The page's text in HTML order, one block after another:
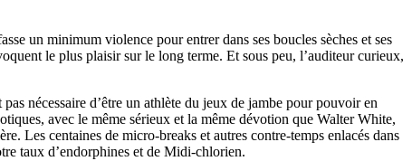
un minimum violence pour entrer dans ses boucles sèches et ses
le plus plaisir sur le long terme. Et sous peu, l’auditeur curieux,
nécessaire d’être un athlète du jeux de jambe pour pouvoir en
avec le même sérieux et la même dévotion que Walter White,
Les centaines de micro-breaks et autres contre-temps enlacés dans
taux d’endorphines et de Midi-chlorien.